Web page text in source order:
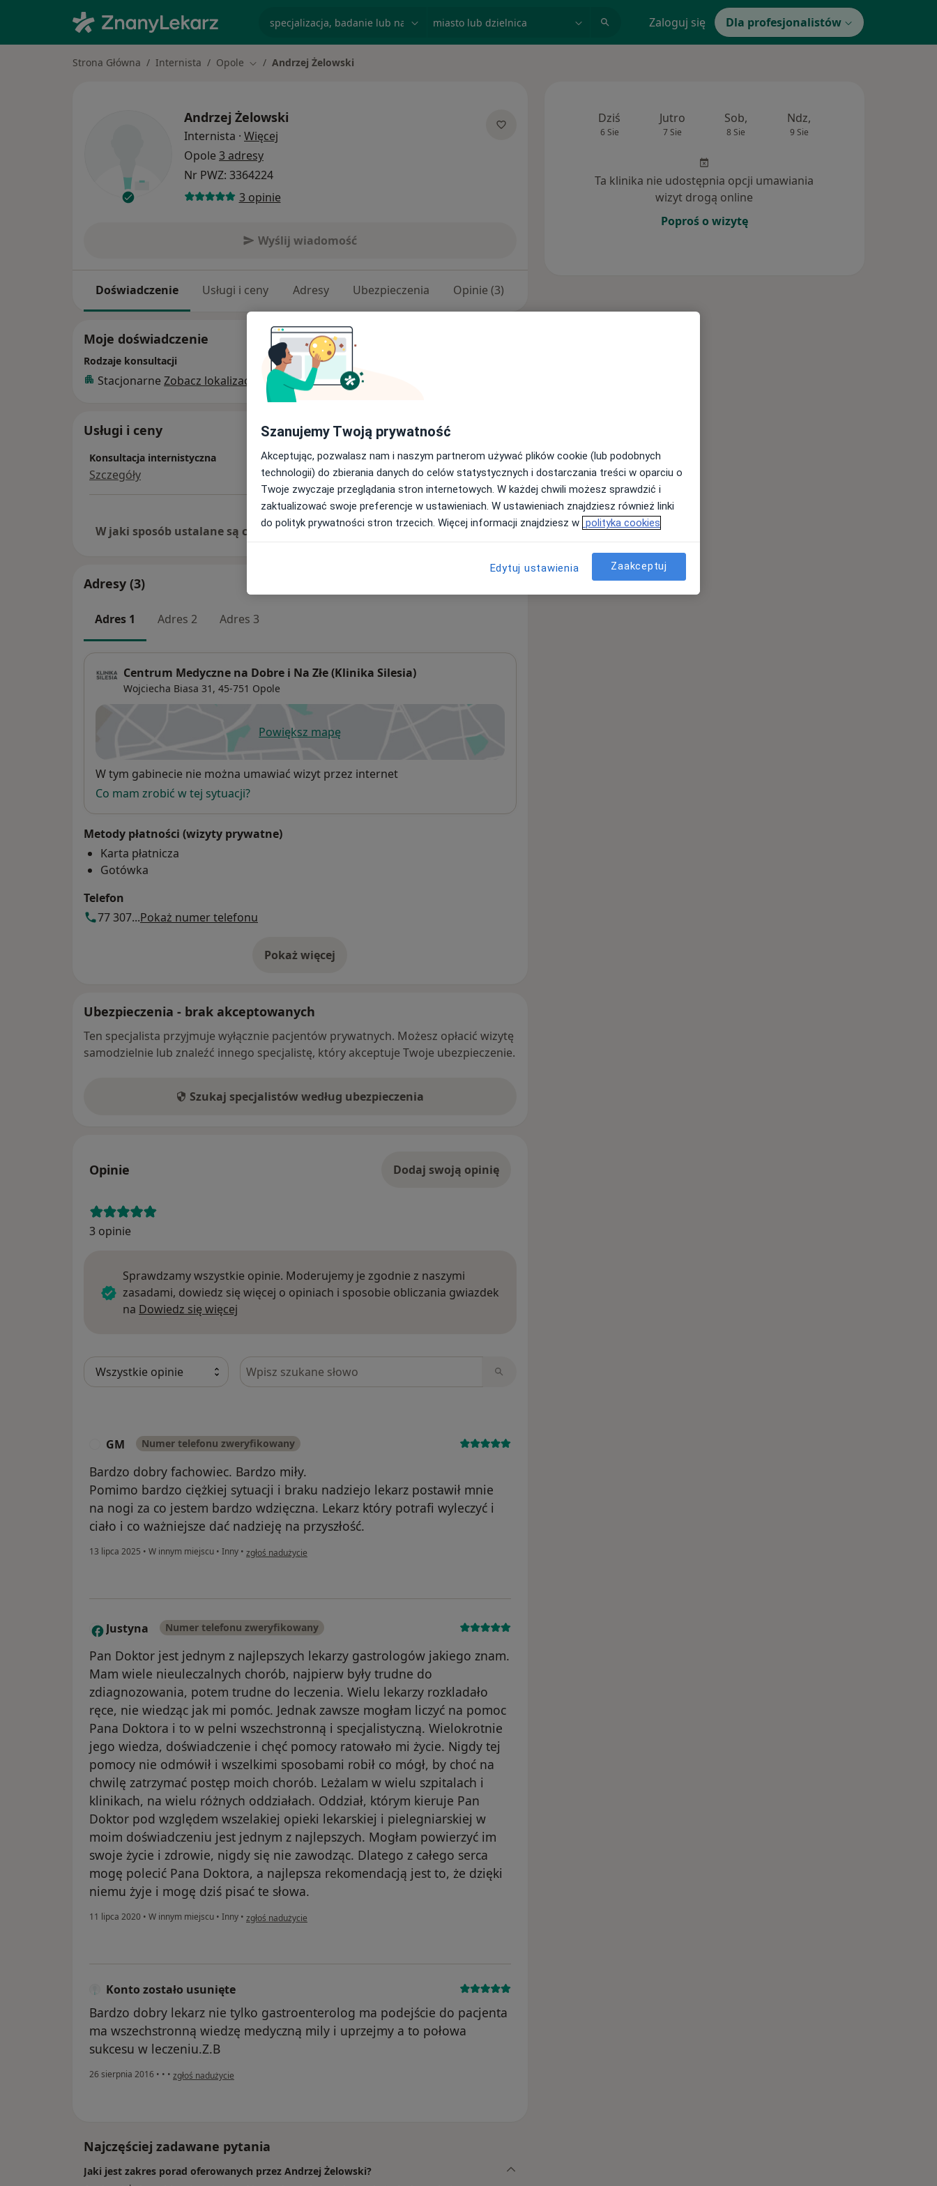
Zaloguj się Dla profesjonalistów
Strona Główna Internista Opole Zmień miasto
Andrzej Żelowski
Andrzej Żelowski
Internista · Więcej
Opole 3 adresy
Nr PWZ: 3364224
3 opinie
Wyślij wiadomość
Doświadczenie Usługi i ceny Adresy Ubezpieczenia Opinie (3)
Moje doświadczenie
Rodzaje konsultacji
Stacjonarne Zobacz lokalizacje (1)
Usługi i ceny
Konsultacja internistyczna
Szczegóły
W jaki sposób ustalane są ceny?
Adresy (3)
Adres 1 Adres 2 Adres 3
Centrum Medyczne na Dobre i Na Złe (Klinika Silesia)
Wojciecha Biasa 31, 45-751 Opole
Powiększ mapęotwiera się w nowej karcie
Dostępność
W tym gabinecie nie można umawiać wizyt przez internet
Co mam zrobić w tej sytuacji?
Metody płatności (wizyty prywatne)
Karta płatnicza
Gotówka
Telefon
77 307...Pokaż numer telefonu
Pokaż więcej
o adresie
Ubezpieczenia - brak akceptowanych
Ten specjalista przyjmuje wyłącznie pacjentów prywatnych. Możesz opłacić wizytę
samodzielnie lub znaleźć innego specjalistę, który akceptuje Twoje ubezpieczenie.
Szukaj specjalistów według ubezpieczenia
Opinie Dodaj swoją opinię
3 opinie
Sprawdzamy wszystkie opinie. Moderujemy je zgodnie z naszymi
zasadami, dowiedz się więcej o opiniach i sposobie obliczania gwiazdek
na Dowiedz się więcej
Szukaj w opiniach
GM Numer telefonu zweryfikowany
Bardzo dobry fachowiec. Bardzo miły.
Pomimo bardzo ciężkiej sytuacji i braku nadziejo lekarz postawił mnie
na nogi za co jestem bardzo wdzięczna. Lekarz który potrafi wyleczyć i
ciało i co ważniejsze dać nadzieję na przyszłość.
13 lipca 2025 • W innym miejscu • Inny • w opinii użytkownika GM
zgłoś nadużycie
J Justyna Numer telefonu zweryfikowany
Pan Doktor jest jednym z najlepszych lekarzy gastrologów jakiego znam.
Mam wiele nieuleczalnych chorób, najpierw były trudne do
zdiagnozowania, potem trudne do leczenia. Wielu lekarzy rozkladało
ręce, nie wiedząc jak mi pomóc. Jednak zawsze mogłam liczyć na pomoc
Pana Doktora i to w pelni wszechstronną i specjalistyczną. Wielokrotnie
jego wiedza, doświadczenie i chęć pomocy ratowało mi życie. Nigdy tej
pomocy nie odmówił i wszelkimi sposobami robił co mógł, by choć na
chwilę zatrzymać postęp moich chorób. Leżalam w wielu szpitalach i
klinikach, na wielu różnych oddziałach. Oddział, którym kieruje Pan
Doktor pod względem wszelakiej opieki lekarskiej i pielegniarskiej w
moim doświadczeniu jest jednym z najlepszych. Mogłam powierzyć im
swoje życie i zdrowie, nigdy się nie zawodząc. Dlatego z całego serca
mogę polecić Pana Doktora, a najlepsza rekomendacją jest to, że dzięki
niemu żyje i mogę dziś pisać te słowa.
11 lipca 2020 • W innym miejscu • Inny • w opinii użytkownika Justyna
zgłoś nadużycie
Konto zostało usunięte
Bardzo dobry lekarz nie tylko gastroenterolog ma podejście do pacjenta
ma wszechstronną wiedzę medyczną mily i uprzejmy a to połowa
sukcesu w leczeniu.Z.B
26 sierpnia 2016 • • • w opinii użytkownika Konto zostało usunięte
zgłoś nadużycie
Najczęściej zadawane pytania
Jaki jest zakres porad oferowanych przez Andrzej Żelowski?
Dziś
6 Sie
Jutro
7 Sie
Sob,
8 Sie
Ndz,
9 Sie
Ta klinika nie udostępnia opcji umawiania
wizyt drogą online
Poproś o wizytę
Szanujemy Twoją prywatność
Akceptując, pozwalasz nam i naszym partnerom używać plików cookie (lub podobnych
technologii) do zbierania danych do celów statystycznych i dostarczania treści w oparciu o
Twoje zwyczaje przeglądania stron internetowych. W każdej chwili możesz sprawdzić i
zaktualizować swoje preferencje w ustawieniach. W ustawieniach znajdziesz również linki
do polityk prywatności stron trzecich. Więcej informacji znajdziesz w polityka cookies
Edytuj ustawienia Zaakceptuj